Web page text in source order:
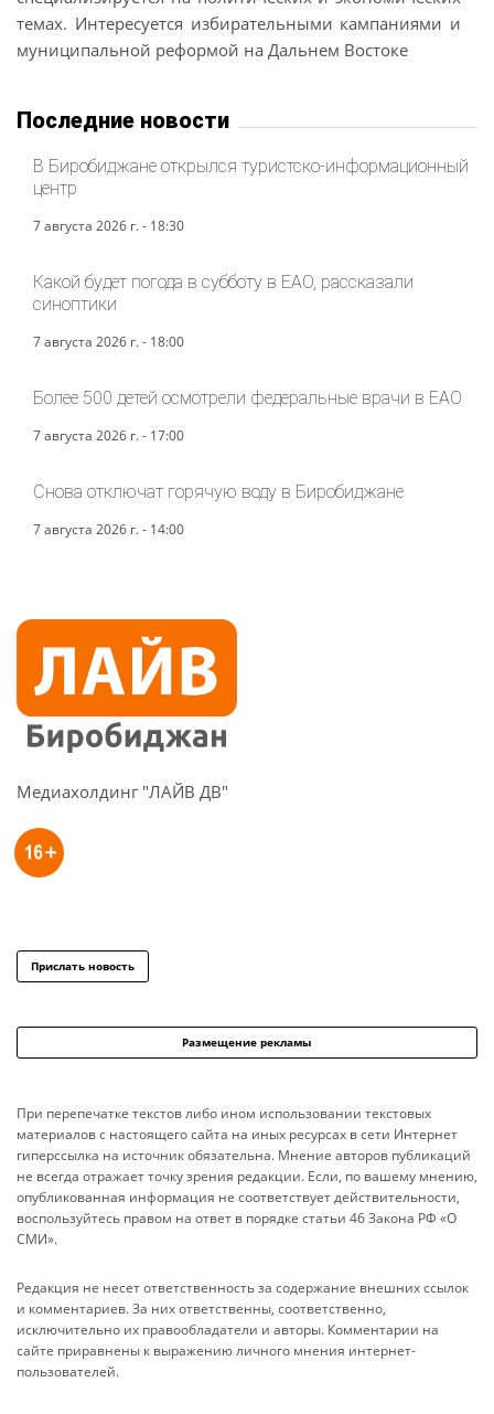
темах. Интересуется избирательными кампаниями и
муниципальной реформой на Дальнем Востоке
Последние новости
В Биробиджане открылся туристско-информационный
центр
7 августа 2026 г. - 18:30
Какой будет погода в субботу в ЕАО, рассказали
синоптики
7 августа 2026 г. - 18:00
Более 500 детей осмотрели федеральные врачи в ЕАО
7 августа 2026 г. - 17:00
Снова отключат горячую воду в Биробиджане
7 августа 2026 г. - 14:00
Медиахолдинг "ЛАЙВ ДВ"
Прислать новость
Размещение рекламы
При перепечатке текстов либо ином использовании текстовых
материалов с настоящего сайта на иных ресурсах в сети Интернет
гиперссылка на источник обязательна. Мнение авторов публикаций
не всегда отражает точку зрения редакции. Если, по вашему мнению,
опубликованная информация не соответствует действительности,
воспользуйтесь правом на ответ в порядке статьи 46 Закона РФ «О
СМИ».
Редакция не несет ответственность за содержание внешних ссылок
и комментариев. За них ответственны, соответственно,
исключительно их правообладатели и авторы. Комментарии на
сайте приравнены к выражению личного мнения интернет-
пользователей.